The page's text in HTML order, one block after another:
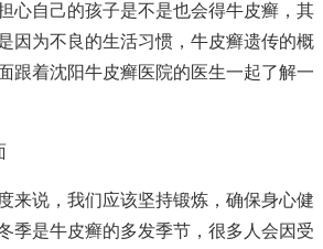
心自己的孩子是不是也会得牛皮癣，其
因为不良的生活习惯，牛皮癣遗传的概
跟着沈阳牛皮癣医院的医生一起了解一
说，我们应该坚持锻炼，确保身心健
季是牛皮癣的多发季节，很多人会因受